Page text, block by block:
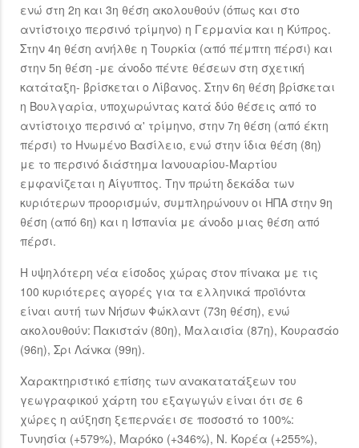
ενώ στη 2η και 3η θέση ακολουθούν (όπως και στο
αντίστοιχο περσινό τρίμηνο) η Γερμανία και η Κύπρος.
Στην 4η θέση ανήλθε η Τουρκία (από πέμπτη πέρσι) και
στην 5η θέση -με άνοδο πέντε θέσεων στη σχετική
κατάταξη- βρίσκεται ο Λίβανος. Στην 6η θέση βρίσκεται
η Βουλγαρία, υποχωρώντας κατά δύο θέσεις από το
αντίστοιχο περσινό α' τρίμηνο, στην 7η θέση (από έκτη
πέρσι) το Ηνωμένο Βασίλειο, ενώ στην ίδια θέση (8η)
με το περσινό διάστημα Ιανουαρίου-Μαρτίου
εμφανίζεται η Αίγυπτος. Την πρώτη δεκάδα των
κυριότερων προορισμών, συμπληρώνουν οι ΗΠΑ στην 9η
θέση (από 6η) και η Ισπανία με άνοδο μιας θέση από
πέρσι.
Η υψηλότερη νέα είσοδος χώρας στον πίνακα με τις
100 κυριότερες αγορές για τα ελληνικά προϊόντα
είναι αυτή των Νήσων Φώκλαντ (73η θέση), ενώ
ακολουθούν: Πακιστάν (80η), Μαλαισία (87η), Κουρασάο
(96η), Σρι Λάνκα (99η).
Χαρακτηριστικό επίσης των ανακατατάξεων του
γεωγραφικού χάρτη του εξαγωγών είναι ότι σε 6
χώρες η αύξηση ξεπερνάει σε ποσοστό το 100%:
Τυνησία (+579%), Μαρόκο (+346%), Ν. Κορέα (+255%),